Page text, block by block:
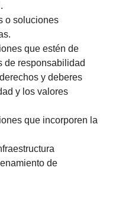
o soluciones
que estén de
de responsabilidad
y deberes
y los valores
que incorporen la
de